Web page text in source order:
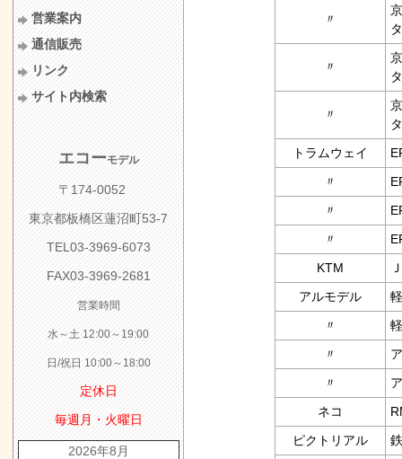
〃
〃
〃
トラムウェイ
〃
〃
〃
KTM
アルモデル
〃
〃
〃
ネコ
ピクトリアル
営業案内
通信販売
リンク
サイト内検索
エコーモデル
〒174-0052
東京都板橋区蓮沼町53-7
TEL03-3969-6073
FAX03-3969-2681
営業時間
水～土 12:00～19:00
日/祝日 10:00～18:00
定休日
毎週月・火曜日
2026年8月